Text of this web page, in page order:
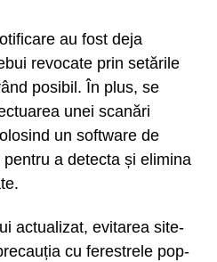
au fost deja
revocate prin setările
posibil. În plus, se
unei scanări
un software de
a detecta și elimina
actualizat, evitarea site-
cu ferestrele pop-